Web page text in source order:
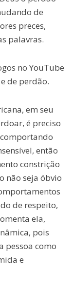
de
preces,
palavras.
no YouTube
de perdão.
em seu
é preciso
comportando
então
constrição
não seja óbvio
de respeito,
ela,
pois
pessoa como
e